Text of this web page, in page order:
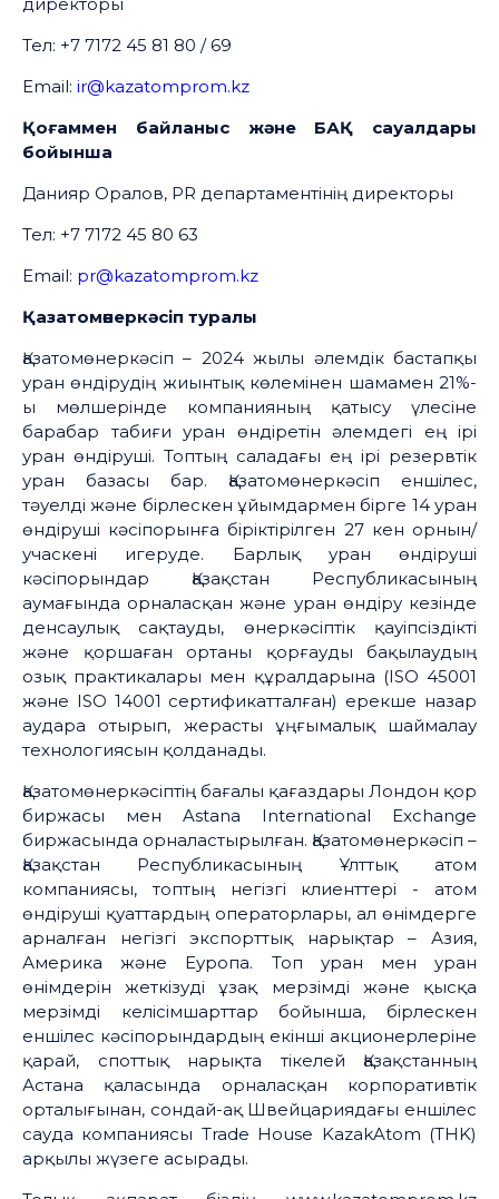
директоры
Тел: +7 7172 45 81 80 / 69
Email: ir@kazatomprom.kz
Қоғаммен байланыс және БАҚ сауалдары
бойынша
Данияр Оралов, PR департаментінің директоры
Тел: +7 7172 45 80 63
Email: pr@kazatomprom.kz
Қазатомөнеркәсіп туралы
Қазатомөнеркәсіп – 2024 жылы әлемдік бастапқы
уран өндірудің жиынтық көлемінен шамамен 21%-
ы мөлшерінде компанияның қатысу үлесіне
барабар табиғи уран өндіретін әлемдегі ең ірі
уран өндіруші. Топтың саладағы ең ірі резервтік
уран базасы бар. Қазатомөнеркәсіп еншілес,
тәуелді және бірлескен ұйымдармен бірге 14 уран
өндіруші кәсіпорынға біріктірілген 27 кен орнын/
учаскені игеруде. Барлық уран өндіруші
кәсіпорындар Қазақстан Республикасының
аумағында орналасқан және уран өндіру кезінде
денсаулық сақтауды, өнеркәсіптік қауіпсіздікті
және қоршаған ортаны қорғауды бақылаудың
озық практикалары мен құралдарына (ISO 45001
және ISO 14001 сертификатталған) ерекше назар
аудара отырып, жерасты ұңғымалық шаймалау
технологиясын қолданады.
Қазатомөнеркәсіптің бағалы қағаздары Лондон қор
биржасы мен Astana International Exchange
биржасында орналастырылған. Қазатомөнеркәсіп –
Қазақстан Республикасының Ұлттық атом
компаниясы, топтың негізгі клиенттері - атом
өндіруші қуаттардың операторлары, ал өнімдерге
арналған негізгі экспорттық нарықтар – Азия,
Америка және Еуропа. Топ уран мен уран
өнімдерін жеткізуді ұзақ мерзімді және қысқа
мерзімді келісімшарттар бойынша, бірлескен
еншілес кәсіпорындардың екінші акционерлеріне
қарай, споттық нарықта тікелей Қазақстанның
Астана қаласында орналасқан корпоративтік
орталығынан, сондай-ақ Швейцариядағы еншілес
сауда компаниясы Тrade House KazakAtom (THK)
арқылы жүзеге асырады.